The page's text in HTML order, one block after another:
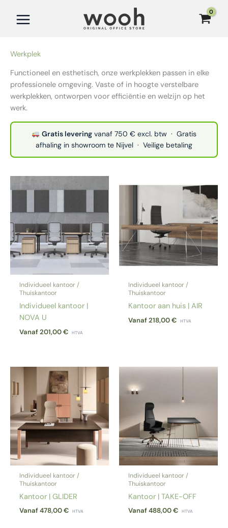
Werkplek
Functioneel en esthetisch, onze werkplekken passen in elke
professionele omgeving. Vaste of in hoogte verstelbare
werkplekken, ontworpen voor efficiëntie en welzijn op het
werk.
Gratis leveringvanaf 750 € excl. btw · Gratis
afhaling in showroom te Nijvel · Veilige betaling
Individueel kantoor /
Thuiskantoor
Individueel kantoor |
NOVA U
Vanaf201,00€ HTVA
Individueel kantoor /
Thuiskantoor
Kantoor aan huis | AIR
Vanaf218,00€ HTVA
Individueel kantoor /
Thuiskantoor
Kantoor | GLIDER
Vanaf478,00€ HTVA
Individueel kantoor /
Thuiskantoor
Kantoor | TAKE-OFF
Vanaf488,00€ HTVA